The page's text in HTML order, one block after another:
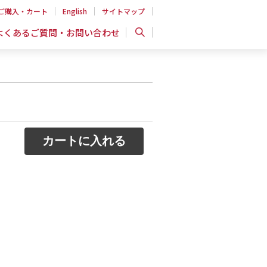
購入・カート English サイトマップ
くあるご質問・お問い合わせ